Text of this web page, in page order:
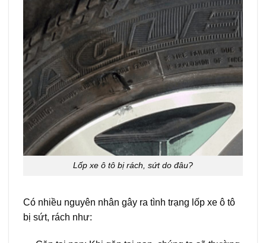
Lốp xe ô tô bị rách, sứt do đâu?
Có nhiều nguyên nhân gây ra tình trạng lốp xe ô tô
bị sứt, rách như: